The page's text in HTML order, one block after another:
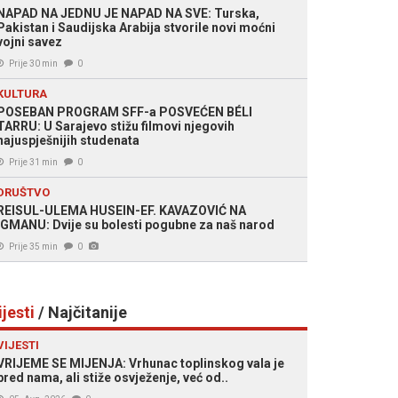
NA JEDNU JE NAPAD NA SVE: Turska,
i Saudijska Arabija stvorile novi moćni
savez
Prije 30 min 0
PROGRAM SFF-a POSVEĆEN BÉLI
U Sarajevo stižu filmovi njegovih
studenata
Prije 31 min 0
ULEMA HUSEIN-EF. KAVAZOVIĆ NA
Dvije su bolesti pogubne za naš narod
Prije 35 min 0
/ Najčitanije
SE MIJENJA: Vrhunac toplinskog vala je
nama, ali stiže osvježenje, već od..